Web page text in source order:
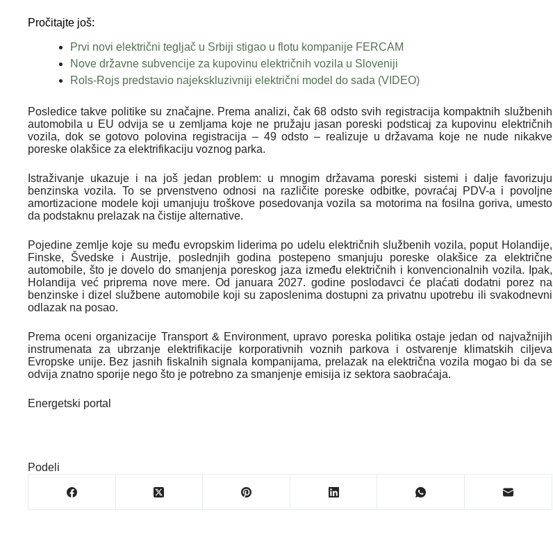
Pročitajte još:
Prvi novi električni tegljač u Srbiji stigao u flotu kompanije FERCAM
Nove državne subvencije za kupovinu električnih vozila u Sloveniji
Rols-Rojs predstavio najekskluzivniji električni model do sada (VIDEO)
Posledice takve politike su značajne. Prema analizi, čak 68 odsto svih registracija kompaktnih službenih
automobila u EU odvija se u zemljama koje ne pružaju jasan poreski podsticaj za kupovinu električnih
vozila, dok se gotovo polovina registracija – 49 odsto – realizuje u državama koje ne nude nikakve
poreske olakšice za elektrifikaciju voznog parka.
Istraživanje ukazuje i na još jedan problem: u mnogim državama poreski sistemi i dalje favorizuju
benzinska vozila. To se prvenstveno odnosi na različite poreske odbitke, povraćaj PDV-a i povoljne
amortizacione modele koji umanjuju troškove posedovanja vozila sa motorima na fosilna goriva, umesto
da podstaknu prelazak na čistije alternative.
Pojedine zemlje koje su među evropskim liderima po udelu električnih službenih vozila, poput Holandije,
Finske, Švedske i Austrije, poslednjih godina postepeno smanjuju poreske olakšice za električne
automobile, što je dovelo do smanjenja poreskog jaza između električnih i konvencionalnih vozila. Ipak,
Holandija već priprema nove mere. Od januara 2027. godine poslodavci će plaćati dodatni porez na
benzinske i dizel službene automobile koji su zaposlenima dostupni za privatnu upotrebu ili svakodnevni
odlazak na posao.
Prema oceni organizacije Transport & Environment, upravo poreska politika ostaje jedan od najvažnijih
instrumenata za ubrzanje elektrifikacije korporativnih voznih parkova i ostvarenje klimatskih ciljeva
Evropske unije. Bez jasnih fiskalnih signala kompanijama, prelazak na električna vozila mogao bi da se
odvija znatno sporije nego što je potrebno za smanjenje emisija iz sektora saobraćaja.
Energetski portal
Podeli